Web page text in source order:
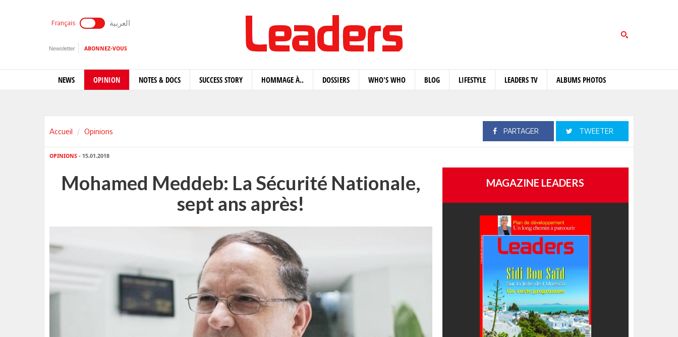
Français العربية
Newsletter ABONNEZ-VOUS
NEWS OPINION NOTES & DOCS SUCCESS STORY HOMMAGE À.. DOSSIERS WHO'S WHO BLOG LIFESTYLE LEADERS TV ALBUMS PHOTOS
Accueil Opinions PARTAGER TWEETER
OPINIONS - 15.01.2018
Mohamed Meddeb: La Sécurité Nationale,
sept ans après!
MAGAZINE LEADERS